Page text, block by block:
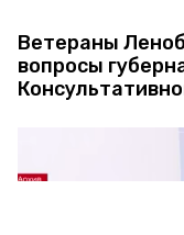
Ветераны
вопросы